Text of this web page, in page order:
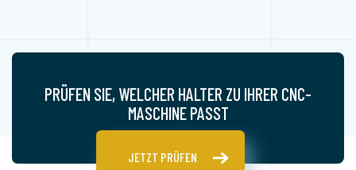
PRÜFEN SIE, WELCHER HALTER ZU IHRER CNC-
MASCHINE PASST
JETZT PRÜFEN